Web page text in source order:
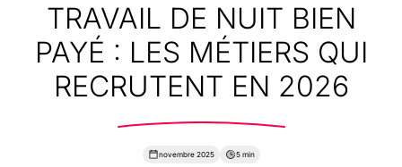
TRAVAIL DE NUIT BIEN
PAYÉ : LES MÉTIERS QUI
RECRUTENT EN 2026
novembre 2025 5 min